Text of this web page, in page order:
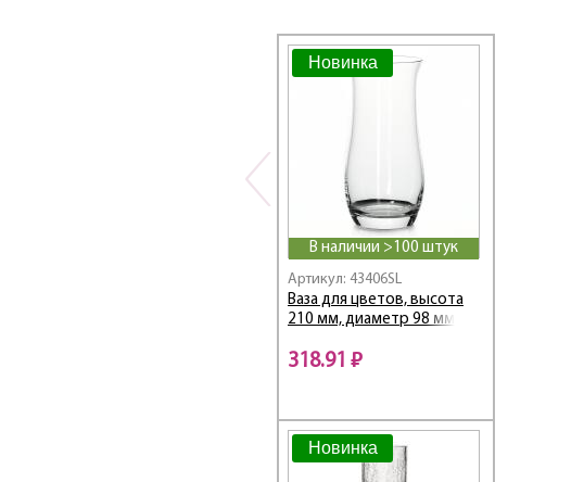
Новинка
В наличии >100 штук
Артикул: 43406SL
Ваза для цветов, высота
210 мм, диаметр 98 мм
318.91 ₽
Новинка